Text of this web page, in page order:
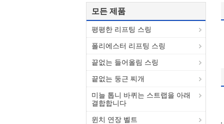
모든 제품
평평한 리프팅 스링
폴리에스터 리프팅 스링
끝없는 들어올림 스링
끝없는 둥근 찌개
미늘 톱니 바퀴는 스트랩을 아래
결합합니다
윈치 연장 벨트